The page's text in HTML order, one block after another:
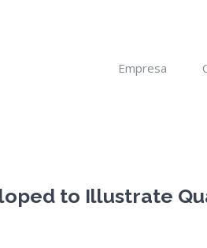
Empresa
to Illustrate